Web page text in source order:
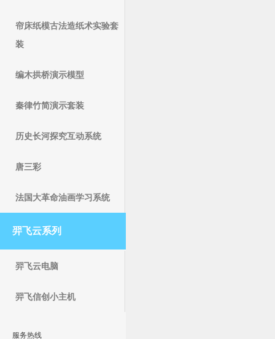
帘床纸模古法造纸术实验套
装
编木拱桥演示模型
秦律竹简演示套装
历史长河探究互动系统
唐三彩
法国大革命油画学习系统
羿飞云系列
羿飞云电脑
羿飞信创小主机
服务热线